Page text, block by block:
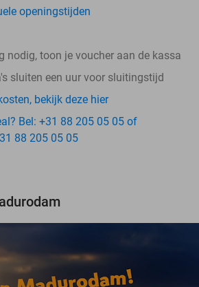
openingstijden
nodig, toon je voucher aan de kassa
sluiten een uur voor sluitingstijd
bekijk deze hier
Bel: +31 88 205 05 05 of
88 205 05 05